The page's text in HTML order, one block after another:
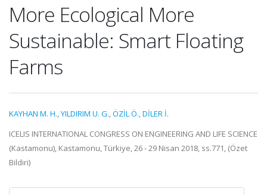
More Ecological More
Sustainable: Smart Floating
Farms
KAYHAN M. H.,YILDIRIM U. G.,ÖZİL Ö.,DİLER İ.
ICELIS INTERNATIONAL CONGRESS ON ENGINEERING AND LIFE SCIENCE
(Kastamonu), Kastamonu, Türkiye, 26 - 29 Nisan 2018, ss.771, (Özet
Bildiri)